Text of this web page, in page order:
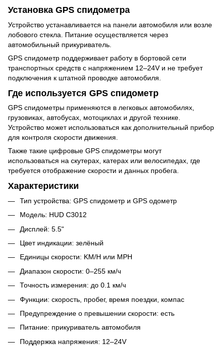
Установка GPS спидометра
Устройство устанавливается на панели автомобиля или возле
лобового стекла. Питание осуществляется через
автомобильный прикуриватель.
GPS спидометр поддерживает работу в бортовой сети
транспортных средств с напряжением 12–24V и не требует
подключения к штатной проводке автомобиля.
Где используется GPS спидометр
GPS спидометры применяются в легковых автомобилях,
грузовиках, автобусах, мотоциклах и другой технике.
Устройство может использоваться как дополнительный прибор
для контроля скорости движения.
Также такие цифровые GPS спидометры могут
использоваться на скутерах, катерах или велосипедах, где
требуется отображение скорости и данных пробега.
Характеристики
Тип устройства: GPS спидометр и GPS одометр
Модель: HUD C3012
Дисплей: 5.5"
Цвет индикации: зелёный
Единицы скорости: KM/H или MPH
Диапазон скорости: 0–255 км/ч
Точность измерения: до 0.1 км/ч
Функции: скорость, пробег, время поездки, компас
Предупреждение о превышении скорости: есть
Питание: прикуриватель автомобиля
Поддержка напряжения: 12–24V